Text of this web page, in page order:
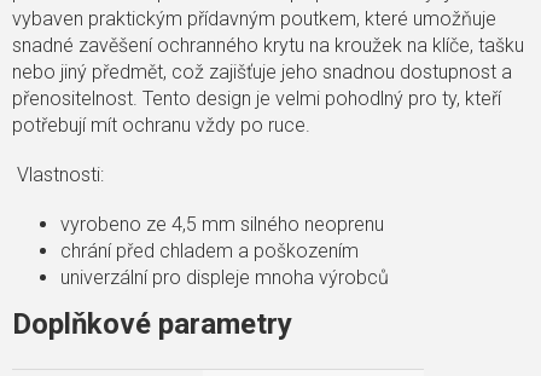
vybaven praktickým přídavným poutkem, které umožňuje
snadné zavěšení ochranného krytu na kroužek na klíče, tašku
nebo jiný předmět, což zajišťuje jeho snadnou dostupnost a
přenositelnost. Tento design je velmi pohodlný pro ty, kteří
potřebují mít ochranu vždy po ruce.
Vlastnosti:
vyrobeno ze 4,5 mm silného neoprenu
chrání před chladem a poškozením
univerzální pro displeje mnoha výrobců
Doplňkové parametry